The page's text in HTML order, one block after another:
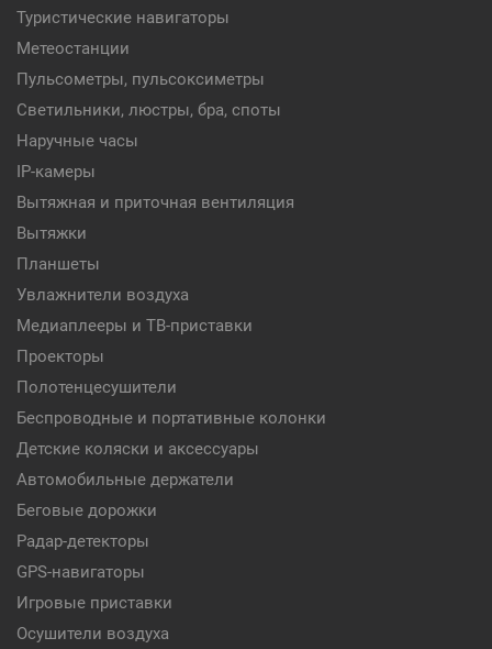
Туристические навигаторы
Метеостанции
Пульсометры, пульсоксиметры
Светильники, люстры, бра, споты
Наручные часы
IP-камеры
Вытяжная и приточная вентиляция
Вытяжки
Планшеты
Увлажнители воздуха
Медиаплееры и ТВ-приставки
Проекторы
Полотенцесушители
Беспроводные и портативные колонки
Детские коляски и аксессуары
Автомобильные держатели
Беговые дорожки
Радар-детекторы
GPS-навигаторы
Игровые приставки
Осушители воздуха